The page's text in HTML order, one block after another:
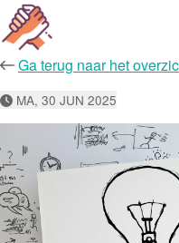
Ga terug naar het
MA, 30 JUN 2025